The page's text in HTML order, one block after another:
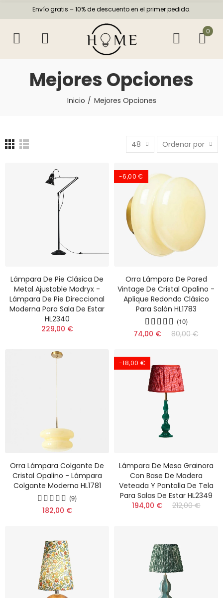
Envío gratis – 10% de descuento en el primer pedido.
0
Mejores Opciones
Inicio Mejores Opciones
48 Ordenar por
Lámpara De Pie Clásica De
Metal Ajustable Modryx -
Lámpara De Pie Direccional
Moderna Para Sala De Estar
HL2340
229,00 €
-6,00 €
Orra Lámpara De Pared
Vintage De Cristal Opalino -
Aplique Redondo Clásico
Para Salón HL1783
(10)
74,00 € 80,00 €
Orra Lámpara Colgante De
Cristal Opalino - Lámpara
Colgante Moderna HL1781
(9)
182,00 €
-18,00 €
Lámpara De Mesa Grainora
Con Base De Madera
Veteada Y Pantalla De Tela
Para Salas De Estar HL2349
194,00 €
212,00 €